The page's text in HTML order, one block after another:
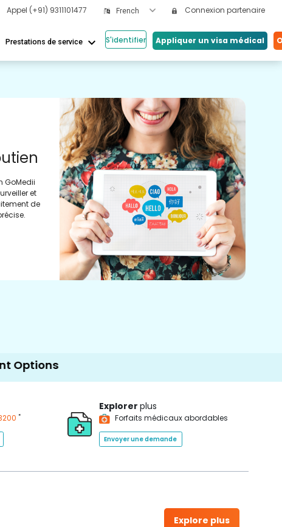
Appel (+91) 9311101477 French Connexion partenaire
Prestations de service keyboard_arrow_down S'identifier Appliquer un visa médical
GoMedii
et
de
*
Explorer plus
Forfaits médicaux abordables
Envoyer une demande
Explore plus